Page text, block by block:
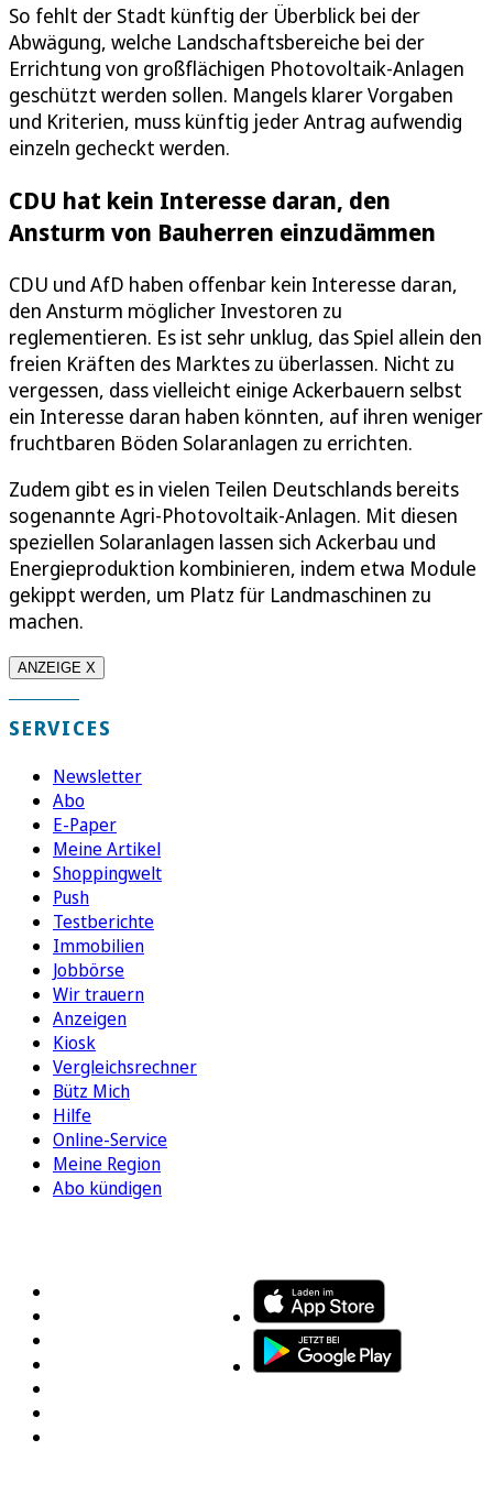
So fehlt der Stadt künftig der Überblick bei der
Abwägung, welche Landschaftsbereiche bei der
Errichtung von großflächigen Photovoltaik-Anlagen
geschützt werden sollen. Mangels klarer Vorgaben
und Kriterien, muss künftig jeder Antrag aufwendig
einzeln gecheckt werden.
CDU hat kein Interesse daran, den
Ansturm von Bauherren einzudämmen
CDU und AfD haben offenbar kein Interesse daran,
den Ansturm möglicher Investoren zu
reglementieren. Es ist sehr unklug, das Spiel allein den
freien Kräften des Marktes zu überlassen. Nicht zu
vergessen, dass vielleicht einige Ackerbauern selbst
ein Interesse daran haben könnten, auf ihren weniger
fruchtbaren Böden Solaranlagen zu errichten.
Zudem gibt es in vielen Teilen Deutschlands bereits
sogenannte Agri-Photovoltaik-Anlagen. Mit diesen
speziellen Solaranlagen lassen sich Ackerbau und
Energieproduktion kombinieren, indem etwa Module
gekippt werden, um Platz für Landmaschinen zu
machen.
ANZEIGE X
SERVICES
Newsletter
Abo
E-Paper
Meine Artikel
Shoppingwelt
Push
Testberichte
Immobilien
Jobbörse
Wir trauern
Anzeigen
Kiosk
Vergleichsrechner
Bütz Mich
Hilfe
Online-Service
Meine Region
Abo kündigen